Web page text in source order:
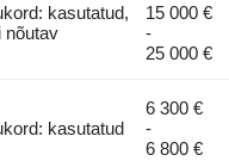
kasutatud,
nõutav
15 000 €
-
25 000 €
kasutatud
6 300 €
-
6 800 €